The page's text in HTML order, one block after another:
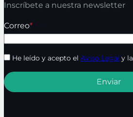
Inscríbete a nuestra newsletter
Correo*
He leído y acepto el Aviso Legal y la